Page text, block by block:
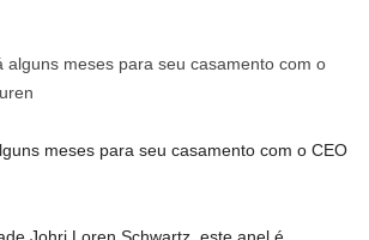
meses para seu casamento com o CEO